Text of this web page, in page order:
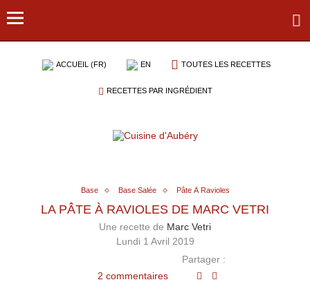
ACCUEIL (FR) EN TOUTES LES RECETTES
RECETTES PAR INGRÉDIENT
Base Base Salée Pâte À Ravioles
LA PÂTE À RAVIOLES DE MARC VETRI
Une recette de Marc Vetri
Lundi 1 Avril 2019
2 commentaires
Partager :